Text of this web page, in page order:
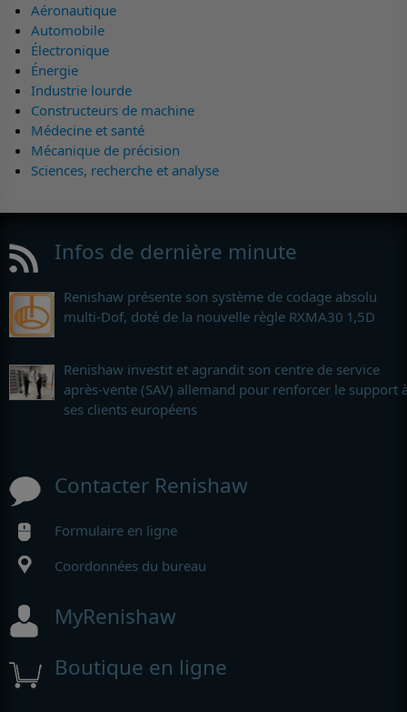
Aéronautique
Automobile
Électronique
Énergie
Industrie lourde
Constructeurs de machine
Médecine et santé
Mécanique de précision
Sciences, recherche et analyse
Infos de dernière minute
Renishaw présente son système de codage absolu
multi-Dof, doté de la nouvelle règle RXMA30 1,5D
Renishaw investit et agrandit son centre de service
après-vente (SAV) allemand pour renforcer le support
ses clients européens
Contacter Renishaw
Formulaire en ligne
Coordonnées du bureau
MyRenishaw
Boutique en ligne